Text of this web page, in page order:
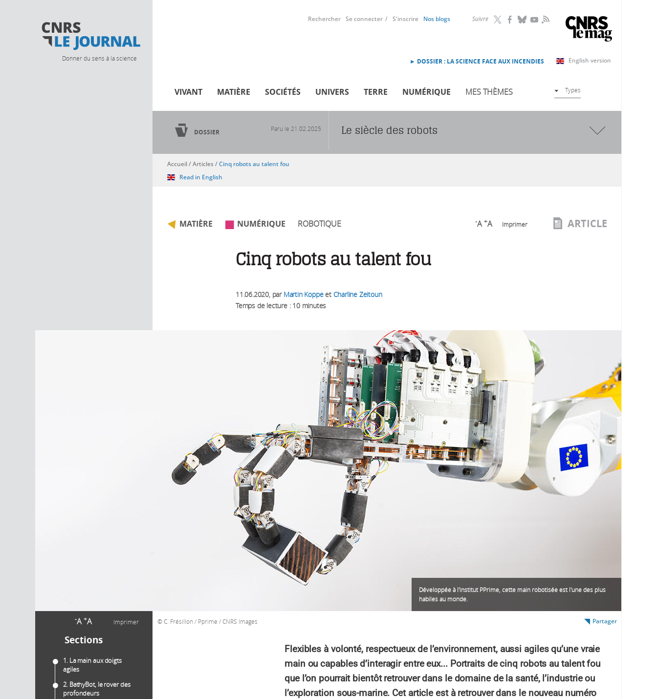
Donner du sens à la science
Suivre RSS
Rechercher Se connecter S'inscrire Nos blogs
English version
► DOSSIER : LA SCIENCE FACE AUX INCENDIES
VIVANT MATIÈRE SOCIÉTÉS UNIVERS TERRE NUMÉRIQUE MES THÈMES Types
-A +A Imprimer
Sections
1. La main aux doigts
agiles
2. BathyBot, le rover des
profondeurs
DOSSIER Paru le 21.02.2025 Le siècle des robots
Vous êtes ici
Accueil/Articles/Cinq robots au talent fou
Read in English
MATIÈRE NUMÉRIQUE ROBOTIQUE -A +A Imprimer ARTICLE
Cinq robots au talent fou
11.06.2020, par Martin Koppeet Charline Zeitoun
Temps de lecture : 10 minutes
Développée à l'institut PPrime, cette main robotisée est l'une des plus
habiles au monde.
C. Frésillon / Pprime / CNRS Images Partager
Flexibles à volonté, respectueux de l’environnement, aussi agiles qu’une vraie
main ou capables d’interagir entre eux... Portraits de cinq robots au talent fou
que l’on pourrait bientôt retrouver dans le domaine de la santé, l’industrie ou
l’exploration sous-marine. Cet article est à retrouver dans le nouveau numéro